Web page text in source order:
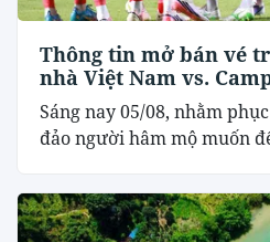
Thông tin mở bán vé
nhà Việt Nam vs.
Sáng nay 05/08, nhằm
đảo người hâm mộ muốn